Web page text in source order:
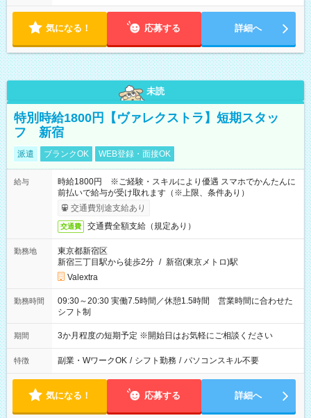
7~8時間 シフト例 ・10時00分～18時00分 ・10時00分～19時00
気になる！ 応募する 詳細へ
未読
特別時給1800円【ヴァレクストラ】短期スタッ
フ 新宿
派遣 ブランクOK WEB登録・面接OK
給与
時給1800円 ※ご経験・スキルにより優遇 スマホでかんたんに
前払いで給与が受け取れます（※上限、条件あり）
交通費別途支給あり
交通費 交通費全額支給（規定あり）
勤務地
東京都新宿区
新宿三丁目駅から徒歩2分 / 新宿(東京メトロ)駅
Valextra
勤務時間
09:30～20:30 実働7.5時間／休憩1.5時間 営業時間に合わせた
シフト制
期間 3か月程度の短期予定 ※開始日はお気軽にご相談ください
特徴 副業・WワークOK / シフト勤務 / パソコンスキル不要
気になる！ 応募する 詳細へ